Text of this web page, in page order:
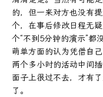
的，但一来对方也没有
个，在事后修改日程无
个“不到5分钟的演示”都
萌单方面的认为凭借自
两个多小时的活动中间
面子上很过不去，才有
了。